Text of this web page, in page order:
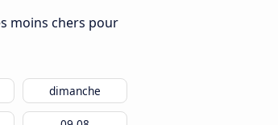
moins chers pour
dimanche